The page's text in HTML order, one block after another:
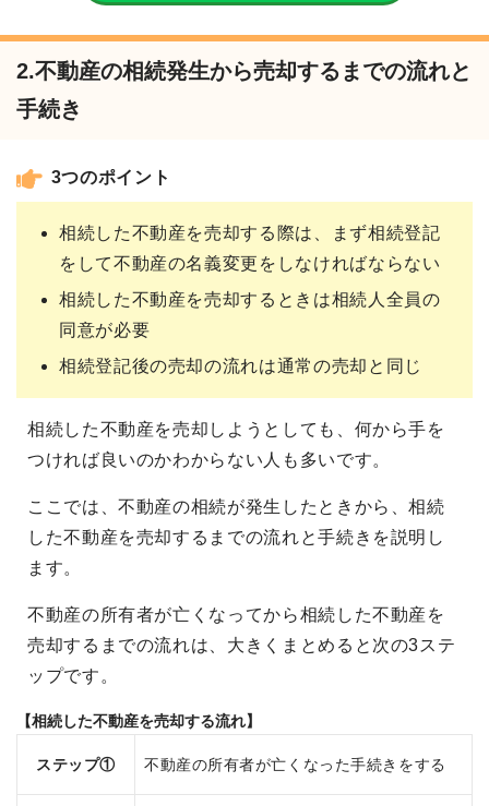
2.不動産の相続発生から売却するまでの流れと
手続き
3つのポイント
相続した不動産を売却する際は、まず相続登記
をして不動産の名義変更をしなければならない
相続した不動産を売却するときは相続人全員の
同意が必要
相続登記後の売却の流れは通常の売却と同じ
相続した不動産を売却しようとしても、何から手を
つければ良いのかわからない人も多いです。
ここでは、不動産の相続が発生したときから、相続
した不動産を売却するまでの流れと手続きを説明し
ます。
不動産の所有者が亡くなってから相続した不動産を
売却するまでの流れは、大きくまとめると次の3ステ
ップです。
【相続した不動産を売却する流れ】
ステップ① 不動産の所有者が亡くなった手続きをする